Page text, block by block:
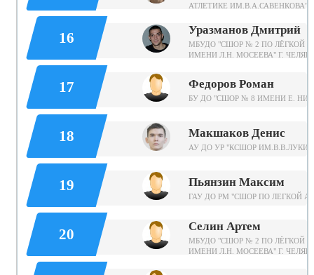
АТЛЕТИКЕ ИМ.В.А.САВЕНКОВА"
16 Уразманов Дмитрий
МБУДО "СШОР № 2 ПО ЛЁГКОЙ
ИМЕНИ Л.Н. МОСЕЕВА" Г.
17 Федоров Роман
БУ ДО "СШОР № 8 ИМЕНИ Е.
18 Макшаков Денис
АУ ДО УР "КСШОР
19 Пьянзин Максим
ГАУ ДО РМ "СШОР ПО ЛЕГКОЙ
20 Селин Артем
МБУДО "СШОР № 2 ПО ЛЁГКОЙ
ИМЕНИ Л.Н. МОСЕЕВА" Г.